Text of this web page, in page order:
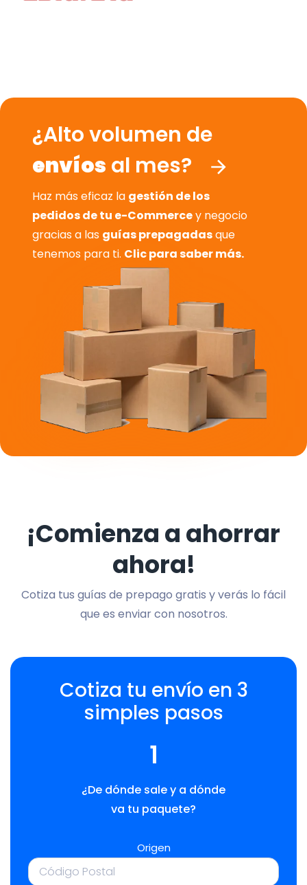
¿Alto volumen de
envíos al mes?
Haz más eficaz la gestión de los
pedidos de tu e-Commercey negocio
gracias a las guías prepagadasque
tenemos para ti. Clic para saber más.
¡Comienza a ahorrar
ahora!
Cotiza tus guías de prepago gratis y verás lo fácil
que es enviar con nosotros.
Cotiza tu envío en 3
simples pasos
1
¿De dónde sale y a dónde
va tu paquete?
Origen